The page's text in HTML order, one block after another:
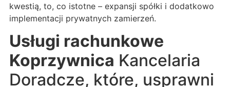
kwestią, to, co istotne – expansji spółki i dodatkowo
implementacji prywatnych zamierzeń.
Usługi rachunkowe
Koprzywnica Kancelaria
Doradcze, które, usprawni